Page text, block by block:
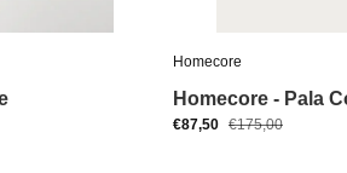
Homecore
Homecore - Pala
€87,50 €175,00